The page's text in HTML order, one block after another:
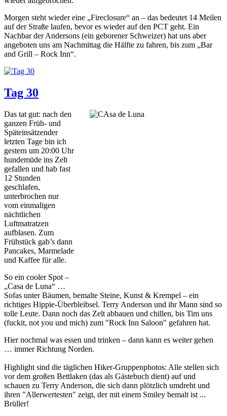
Morgen steht wieder eine „Fireclosure“ an – das bedeutet 14 Meilen
auf der Straße laufen, bevor es wieder auf den PCT geht. Ein
Nachbar der Andersons (ein geborener Schweizer) hat uns aber
angeboten uns am Nachmittag die Hälfte zu fahren, bis zum „Bar
and Grill – Rock Inn“.
Tag 30
Das tat gut: nach den
ganzen Früh- und
Späteinsätzender
letzten Tage bin ich
gestern um 20:00 Uhr
hundemüde ins Zelt
gefallen und hab fast
12 Stunden
geschlafen,
unterbrochen nur
vom einmaligen
nächtlichen
Luftmatratzen
aufblasen. Zum
Frühstück gab’s dann
Pancakes, Marmelade
und Kaffee für alle.
So ein cooler Spot –
„Casa de Luna“ …
Sofas unter Bäumen, bemalte Steine, Kunst & Krempel – ein
richtiges Hippie-Überbleibsel. Terry Anderson und ihr Mann sind so
tolle Leute. Dann noch das Zelt abbauen und chillen, bis Tim uns
(fuckit, not you und mich) zum "Rock Inn Saloon" gefahren hat.
Hier nochmal was essen und trinken – dann kann es weiter gehen
… immer Richtung Norden.
Highlight sind die täglichen Hiker-Gruppenphotos: Alle stellen sich
vor dem großen Bettlaken (das als Gästebuch dient) auf und
schauen zu Terry Anderson, die sich dann plötzlich umdreht und
ihren "Allerwertesten" zeigt, der mit einem Smiley bemalt ist ...
Brüller!